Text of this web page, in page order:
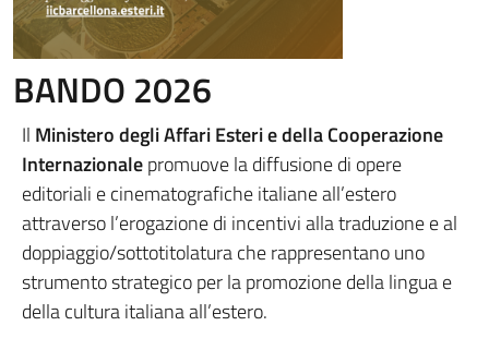
BANDO 2026
Il Ministero degli Affari Esteri e della Cooperazione
Internazionalepromuove la diffusione di opere
editoriali e cinematografiche italiane all’estero
attraverso l’erogazione di incentivi alla traduzione e al
doppiaggio/sottotitolatura che rappresentano uno
strumento strategico per la promozione della lingua e
della cultura italiana all’estero.